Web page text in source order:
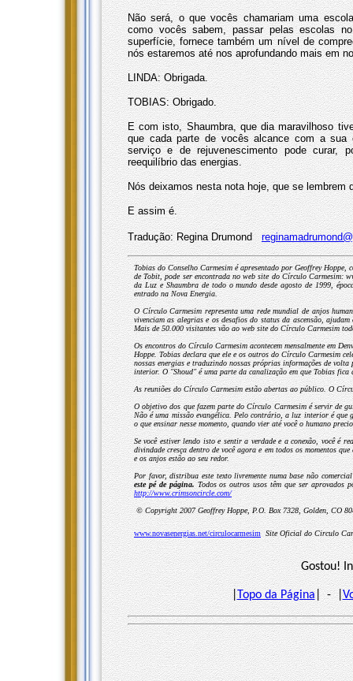
Não será, o que vocês chamariam uma
como vocês sabem, passar pelas escolas
superfície, fornece também um nível de
nós estaremos até nos aprofundando mais em
LINDA: Obrigada.
TOBIAS: Obrigado.
E com isto, Shaumbra, que dia maravilhoso
que cada parte de vocês alcance com a sua
serviço e de rejuvenescimento pode curar,
reequilíbrio das energias.
Nós deixamos nesta nota hoje, que se lembrem
E assim é.
Tradução: Regina Drumond
Tobias do Conselho Carmesim é apresentado por Geoffrey
de Tobit, pode ser encontrada no web site do Círculo Carmesim:
da Luz e Shaumbra de todo o mundo desde agosto de 1999,
entrado na Nova Energia.
O Círculo Carmesim representa uma rede mundial de anjos
vivenciam as alegrias e os desafios do status da ascensão,
Mais de 50.000 visitantes vão ao web site do Círculo Carmesim
Os encontros do Círculo Carmesim acontecem mensalmente em
Hoppe. Tobias declara que ele e os outros do Círculo Carmesim
nossas energias e traduzindo nossas próprias informações de
interior. O "Shoud" é uma parte da canalização em que Tobias
As reuniões do Círculo Carmesim estão abertas ao público. O
O objetivo dos que fazem parte do Círculo Carmesim é servir de
Não é uma missão evangélica. Pelo contrário, a luz interior é que
o que ensinar nesse momento, quando vier até você o humano
Se você estiver lendo isto e sentir a verdade e a conexão, você é
divindade cresça dentro de você agora e em todos os momentos
e os anjos estão ao seu redor.
Por favor, distribua este texto livremente numa base não
este pé de página.Todos os outros usos têm que ser aprovados
http://www.crimsoncircle.com/
© Copyright 2007Geoffrey Hoppe, P.O. Box 7328, Golden, CO
www.novasenergias.net/circulocarmesim Site Oficial do Circulo
Gostou!
|Topo da Página| - |